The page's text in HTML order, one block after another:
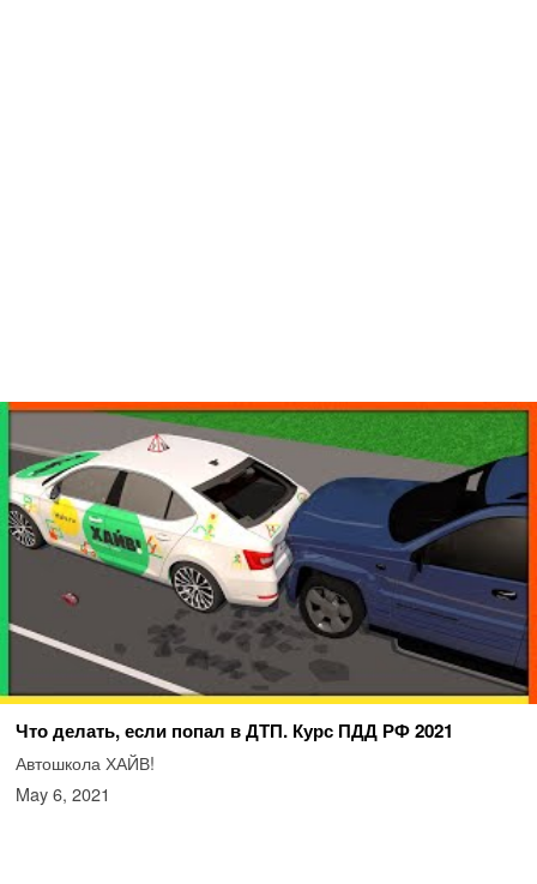
Что делать, если попал в ДТП. Курс ПДД РФ 2021
Автошкола ХАЙВ!
May 6, 2021